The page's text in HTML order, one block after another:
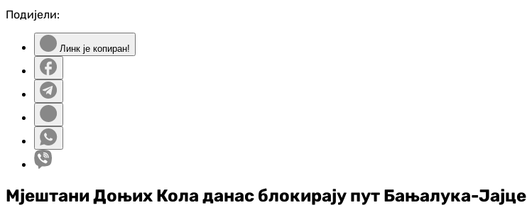
Подијели:
Линк је копиран!
Мјештани Доњих Кола данас блокирају пут Бањалука-Јајце